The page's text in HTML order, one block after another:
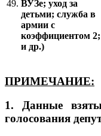
49. ВУЗе; уход за
детьми; служба в
армии с
коэффициентом 2;
и др.)
ПРИМЕЧАНИЕ:
1. Данные
голосования